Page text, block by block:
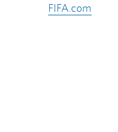
FIFA.com